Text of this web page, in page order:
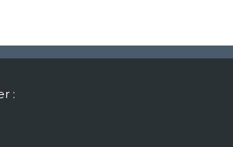
enfants
: